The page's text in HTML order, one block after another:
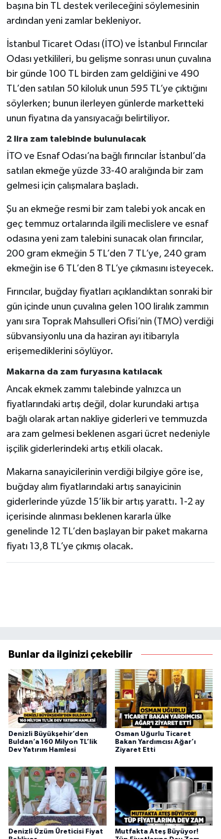
başına bin TL destek verileceğini söylemesinin
ardından yeni zamlar bekleniyor.
İstanbul Ticaret Odası (İTO) ve İstanbul Fırıncılar
Odası yetkilileri, bu gelişme sonrası unun çuvalına
bir günde 100 TL birden zam geldiğini ve 490
TL’den satılan 50 kiloluk unun 595 TL’ye çıktığını
söylerken; bunun ilerleyen günlerde marketteki
unun fiyatına da yansıyacağı belirtiliyor.
2 lira zam talebinde bulunulacak
İTO ve Esnaf Odası’na bağlı fırıncılar İstanbul’da
satılan ekmeğe yüzde 33-40 aralığında bir zam
gelmesi için çalışmalara başladı.
Şu an ekmeğe resmi bir zam talebi yok ancak en
geç temmuz ortalarında ilgili meclislere ve esnaf
odasına yeni zam talebini sunacak olan fırıncılar,
200 gram ekmeğin 5 TL’den 7 TL’ye, 240 gram
ekmeğin ise 6 TL’den 8 TL’ye çıkmasını isteyecek.
Fırıncılar, buğday fiyatları açıklandıktan sonraki bir
gün içinde unun çuvalına gelen 100 liralık zammın
yanı sıra Toprak Mahsulleri Ofisi’nin (TMO) verdiği
sübvansiyonlu una da haziran ayı itibarıyla
erişemediklerini söylüyor.
Makarna da zam furyasına katılacak
Ancak ekmek zammı talebinde yalnızca un
fiyatlarındaki artış değil, dolar kurundaki artışa
bağlı olarak artan nakliye giderleri ve temmuzda
ara zam gelmesi beklenen asgari ücret nedeniyle
işçilik giderlerindeki artış etkili olacak.
Makarna sanayicilerinin verdiği bilgiye göre ise,
buğday alım fiyatlarındaki artış sanayicinin
giderlerinde yüzde 15’lik bir artış yarattı. 1-2 ay
içerisinde alınması beklenen kararla ülke
genelinde 12 TL’den başlayan bir paket makarna
fiyatı 13,8 TL’ye çıkmış olacak.
Bunlar da ilginizi çekebilir
Denizli Büyükşehir’den
Buldan’a 160 Milyon TL’lik
Dev Yatırım Hamlesi
Osman Uğurlu Ticaret
Bakan Yardımcısı Ağar’ı
Ziyaret Etti
Denizli Üzüm Üreticisi Fiyat
Mutfakta Ateş Büyüyor!